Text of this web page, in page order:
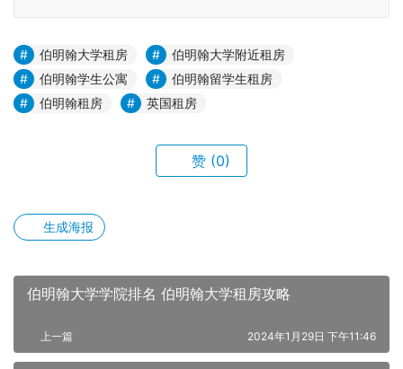
伯明翰大学租房
伯明翰大学附近租房
伯明翰学生公寓
伯明翰留学生租房
伯明翰租房
英国租房
赞 (0)
生成海报
伯明翰大学学院排名 伯明翰大学租房攻略
上一篇 2024年1月29日 下午11:46